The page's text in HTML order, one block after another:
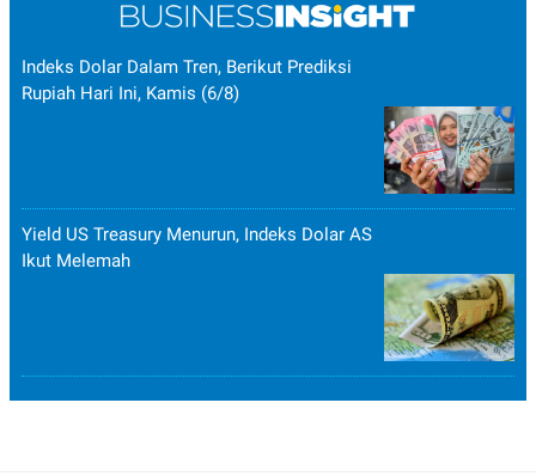
Indeks Dolar Dalam Tren, Berikut Prediksi
Rupiah Hari Ini, Kamis (6/8)
Yield US Treasury Menurun, Indeks Dolar AS
Ikut Melemah